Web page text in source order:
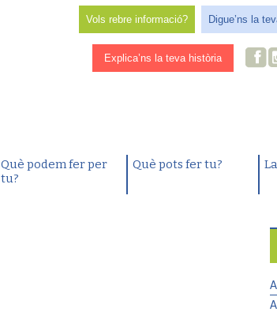
Vols rebre informació? Digue’ns la
Explica’ns la teva història
Què podem fer per
tu?
Què pots fer tu?